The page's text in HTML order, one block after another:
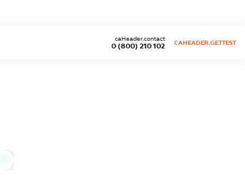
0 (800) 210 102
caHeader.contact
CAHEADER.GETTEST